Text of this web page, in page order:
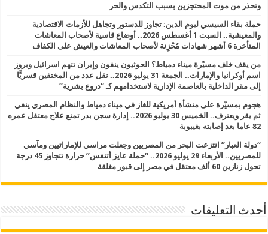
وتحذر من موت المحتجزين بسبب التكدس والحر
حملة بقاء السيسي ليوم الدين: تجاوز للدستور وتجاهل للأزمات الاقتصادية
والمعيشية.. السبت 1 أغسطس 2026.. أوضاع قاسية لأصحاب المعاشات
المتأخرة 6 أشهر شهادات مُحْزِنة لأصحاب المعاشات والعيش على الكفاف
من يقف خلف مسيّرة ميناء دمياط؟ الحوثيون ينفون وإيران تتهم اسرائيل وبروز
اسم أوكرانيا والإمارات.. الجمعة 31 يوليو 2026.. نقل عدد من المختفين قسريًّا
إلى مقر الداخلية بالعاصمة الإدارية لاستخدامهم كـ “دروع بشرية”
هجوم بمسيّرة على منشأة أمريكية للغاز في ميناء دمياط والنظام المصري ينفي
ثم يقر ويعترف.. الخميس 30 يوليو 2026.. إدارة سجن بدر تمنع علاج معتقل عمره
82 عاما بعد إصابته بغيبوبة
“دولة العبار” انتزعت البحر من المصريين وجعلت مراسي للإماراتيين ومآسي
للمصريين.. الأربعاء 29 يوليو 2026.. “حملة عايز أتنفس” حرارة تتجاوز 45 درجة
تحول زنازين 60 ألف معتقل في مصر إلى قبور مغلقة
أحدث التعليقات